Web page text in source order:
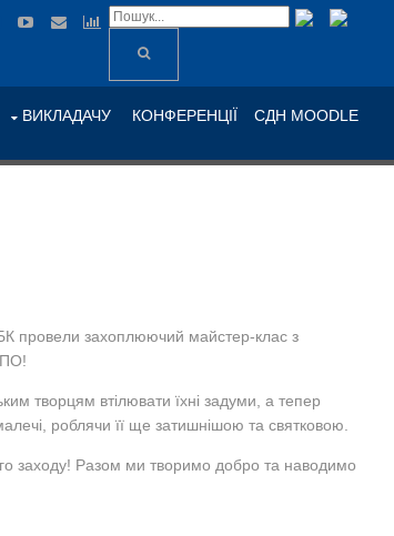
ВИКЛАДАЧУ КОНФЕРЕНЦІЇ СДН MOODLE
провели захоплюючий майстер-клас з
творцям втілювати їхні задуми, а тепер
роблячи її ще затишнішою та святковою.
заходу! Разом ми творимо добро та наводимо